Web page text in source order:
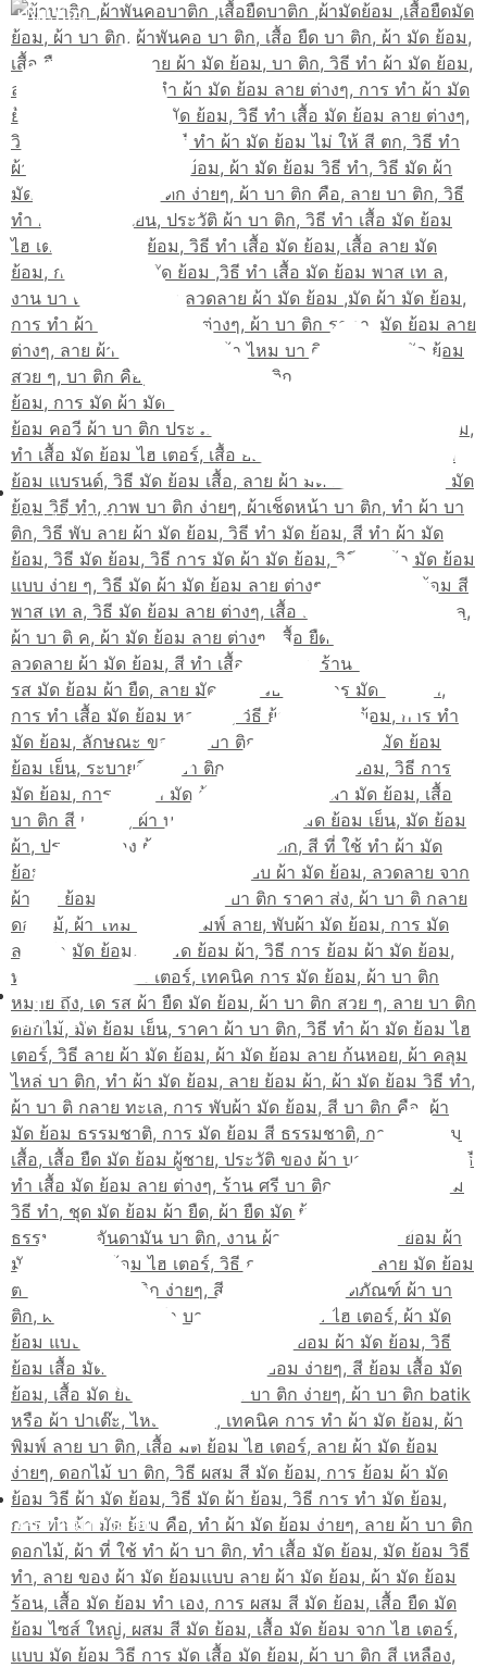
เพิ่มเพื่อน
02-514-1840
สมัครเรียน
เส้นทางมาโรงเรียน